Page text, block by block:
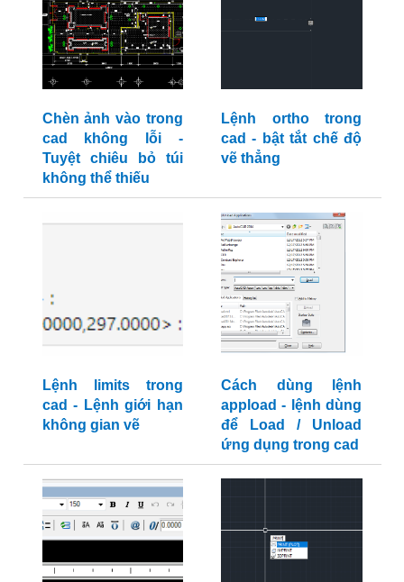
Chèn ảnh vào trong
cad không lỗi -
Tuyệt chiêu bỏ túi
không thể thiếu
Lệnh ortho trong
cad - bật tắt chế độ
vẽ thẳng
Lệnh limits trong
cad - Lệnh giới hạn
không gian vẽ
Cách dùng lệnh
appload - lệnh dùng
để Load / Unload
ứng dụng trong cad